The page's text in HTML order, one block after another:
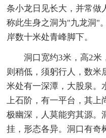
条小龙日见长大，并常做
称此生身之洞为"九龙洞"
岸数十米处青峰脚下。
洞口宽约3米，高2
则稍低，须躬行人，数米
米处有一深潭，大股泉。
上石阶，有一平台，其上
极幽深，人莫能穷其源。
挂，形态各异。洞口有奇